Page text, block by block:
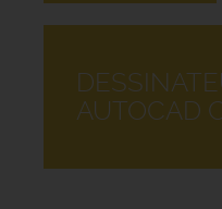
AUTOCAD